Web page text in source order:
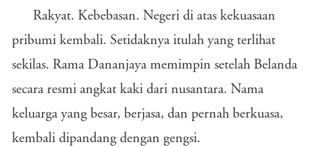
Rakyat. Kebebasan. Negeri di atas kekuasaan
pribumi kembali. Setidaknya itulah yang terlihat
sekilas. Rama Dananjaya memimpin setelah Belanda
secara resmi angkat kaki dari nusantara. Nama
keluarga yang besar, berjasa, dan pernah berkuasa,
kembali dipandang dengan gengsi.